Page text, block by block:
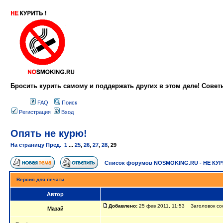
Бросить курить самому и поддержать других в этом деле!
FAQ
Поиск
Регистрация
Вход
Опять не курю!
На страницу Пред. 1 ... 25, 26, 27, 28, 29
Список форумов NOSMOKING.RU - НЕ
Версия для печати
Автор
Мазай Добавлено: 25 фев 2011, 11:53 Заголовок